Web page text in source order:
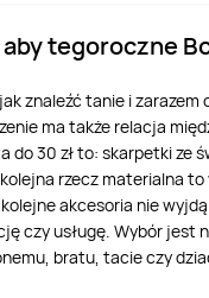
tegoroczne
znaleźć tanie i
ma także relacja
30 zł to: skarpetki
rzecz materialna
akcesoria nie
czy usługę. Wybór
bratu, tacie czy